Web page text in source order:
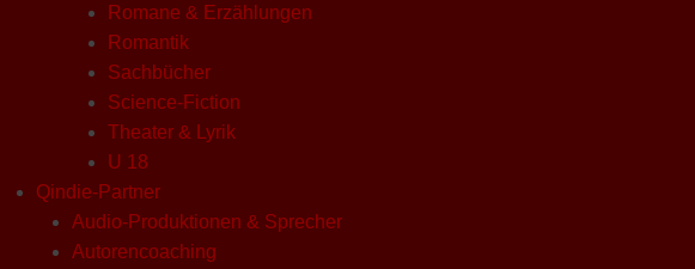
Romane & Erzählungen
Romantik
Sachbücher
Science-Fiction
Theater & Lyrik
U 18
Qindie-Partner
Audio-Produktionen & Sprecher
Autorencoaching